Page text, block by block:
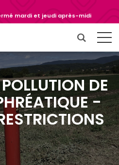
mardi et jeudi après-midi
DE
-